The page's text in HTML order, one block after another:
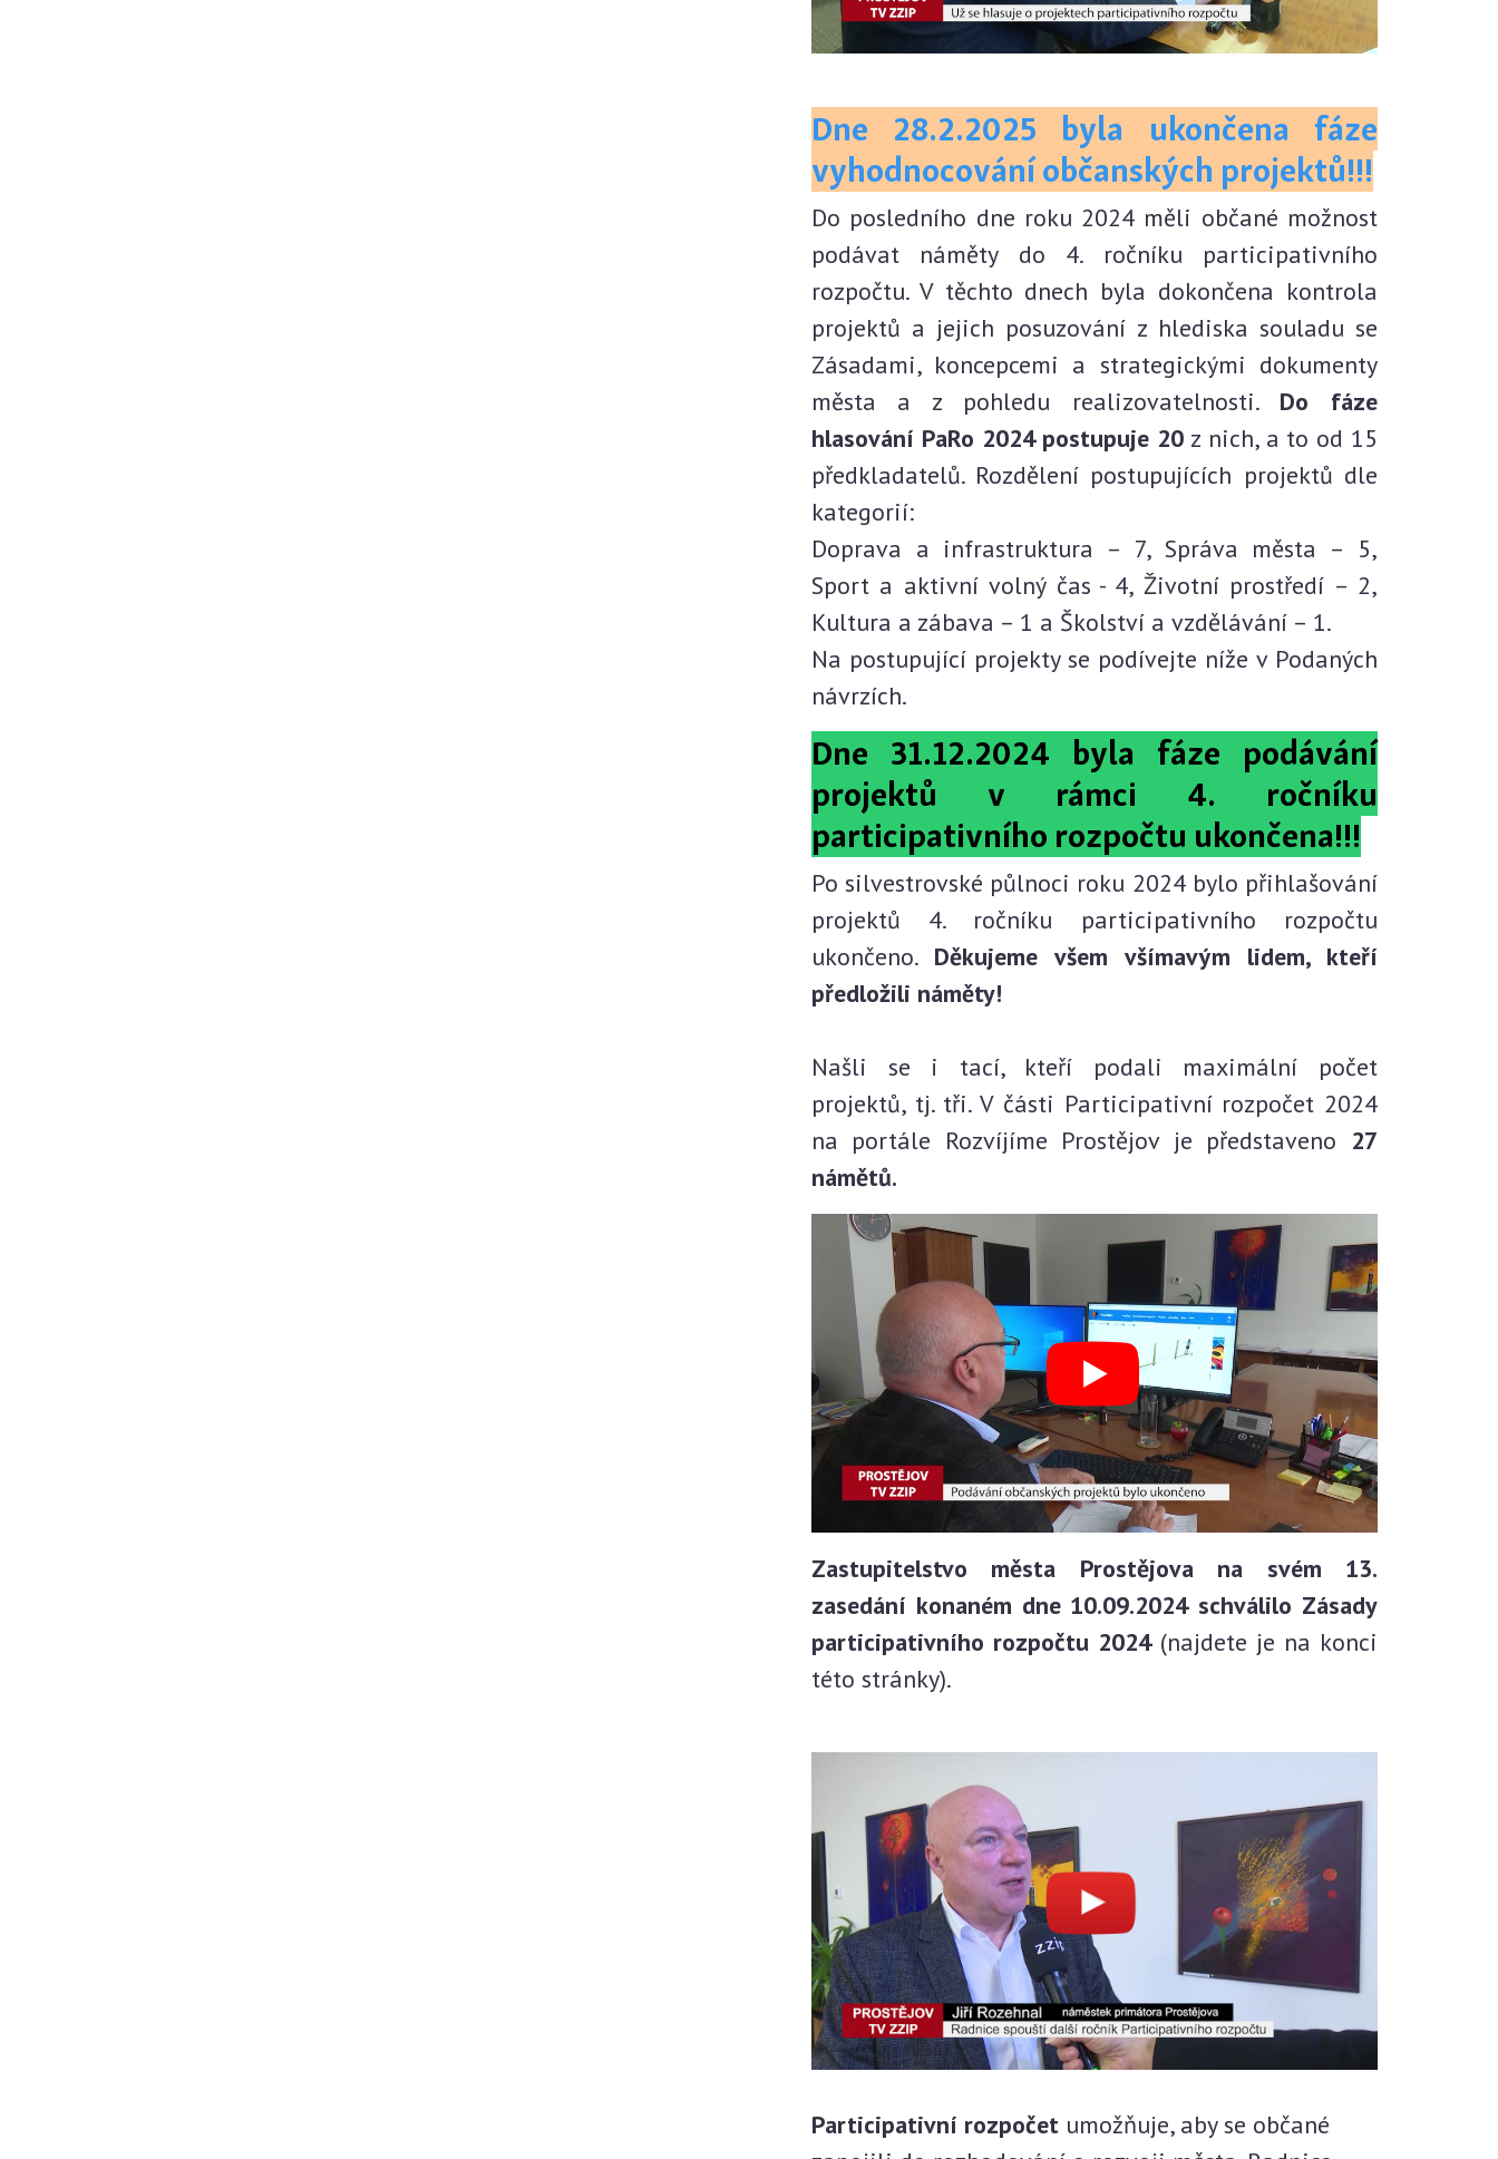
Dne 28.2.2025 byla ukončena fáze
vyhodnocování občanských projektů!!!
Do posledního dne roku 2024 měli občané možnost
podávat náměty do 4. ročníku participativního
rozpočtu. V těchto dnech byla dokončena kontrola
projektů a jejich posuzování z hlediska souladu se
Zásadami, koncepcemi a strategickými dokumenty
města a z pohledu realizovatelnosti. Do fáze
hlasování PaRo 2024 postupuje 20 z nich, a to od 15
předkladatelů. Rozdělení postupujících projektů dle
kategorií:
Doprava a infrastruktura – 7, Správa města – 5,
Sport a aktivní volný čas - 4, Životní prostředí – 2,
Kultura a zábava – 1 a Školství a vzdělávání – 1.
Na postupující projekty se podívejte níže v Podaných
návrzích.
Dne 31.12.2024 byla fáze podávání
projektů v rámci 4. ročníku
participativního rozpočtu ukončena!!!
Po silvestrovské půlnoci roku 2024 bylo přihlašování
projektů 4. ročníku participativního rozpočtu
ukončeno. Děkujeme všem všímavým lidem, kteří
předložili náměty!
Našli se i tací, kteří podali maximální počet
projektů, tj. tři. V části Participativní rozpočet 2024
na portále Rozvíjíme Prostějov je představeno 27
námětů.
Zastupitelstvo města Prostějova na svém 13.
zasedání konaném dne 10.09.2024 schválilo Zásady
participativního rozpočtu 2024 (najdete je na konci
této stránky).
Participativní rozpočet umožňuje, aby se občané